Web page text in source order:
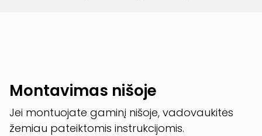
Montavimas nišoje
Jei montuojate gaminį nišoje, vadovaukitės
žemiau pateiktomis instrukcijomis.